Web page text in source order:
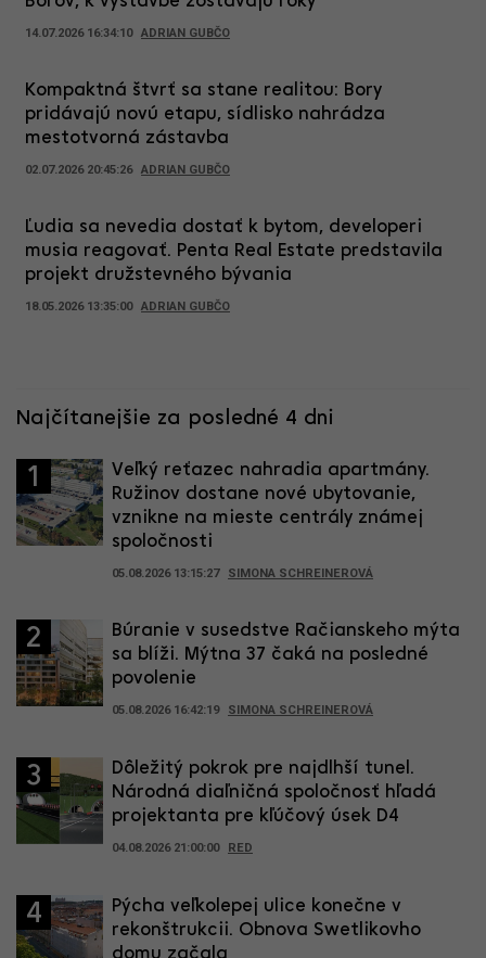
14.07.2026 16:34:10 ADRIAN GUBČO
Kompaktná štvrť sa stane realitou: Bory
pridávajú novú etapu, sídlisko nahrádza
mestotvorná zástavba
02.07.2026 20:45:26 ADRIAN GUBČO
Ľudia sa nevedia dostať k bytom, developeri
musia reagovať. Penta Real Estate predstavila
projekt družstevného bývania
18.05.2026 13:35:00 ADRIAN GUBČO
Najčítanejšie za posledné 4 dni
1
Veľký reťazec nahradia apartmány.
Ružinov dostane nové ubytovanie,
vznikne na mieste centrály známej
spoločnosti
05.08.2026 13:15:27 SIMONA SCHREINEROVÁ
2
Búranie v susedstve Račianskeho mýta
sa blíži. Mýtna 37 čaká na posledné
povolenie
05.08.2026 16:42:19 SIMONA SCHREINEROVÁ
3
Dôležitý pokrok pre najdlhší tunel.
Národná diaľničná spoločnosť hľadá
projektanta pre kľúčový úsek D4
04.08.2026 21:00:00 RED
4
Pýcha veľkolepej ulice konečne v
rekonštrukcii. Obnova Swetlikovho
domu začala